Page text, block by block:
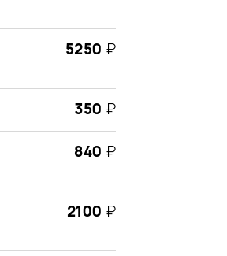
5250 ₽
350 ₽
840 ₽
2100 ₽